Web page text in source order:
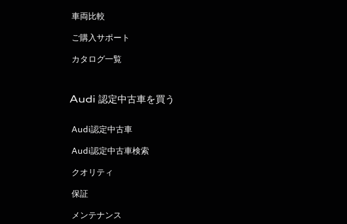
車両比較
ご購入サポート
カタログ一覧
Audi 認定中古車を買う
Audi認定中古車
Audi認定中古車検索
クオリティ
保証
メンテナンス